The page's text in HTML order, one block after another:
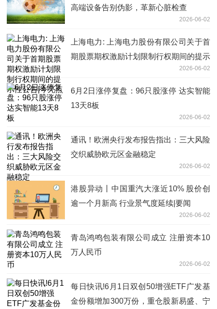
高端设备告别伪影，革新心脏检查
2026-06-02
上海电力: 上海电力股份有限公司关于首
期股票期权激励计划限制行权期间的提示
2026-06-02
6月2日涨停复盘：96只股涨停 达实智能
13天8板
2026-06-02
通讯！欧洲央行发布报告指出：三大风险
交织威胁欧元区金融稳定
2026-06-02
港股异动丨中国重汽大涨近10% 股价创
逾一个月新高 行业景气度延续|要闻
2026-06-02
青岛鸿鸣包装有限公司成立 注册资本10
万人民币
2026-06-02
每日快讯!6月1日双创50增强ETF广发基
金份额增加300万份，重仓股新易盛、宁